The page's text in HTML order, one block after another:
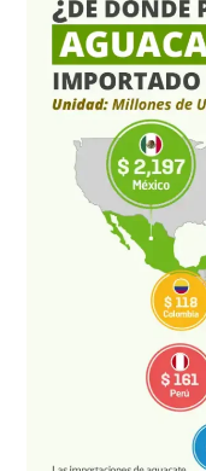
aguacate
importado
por
Unidos: